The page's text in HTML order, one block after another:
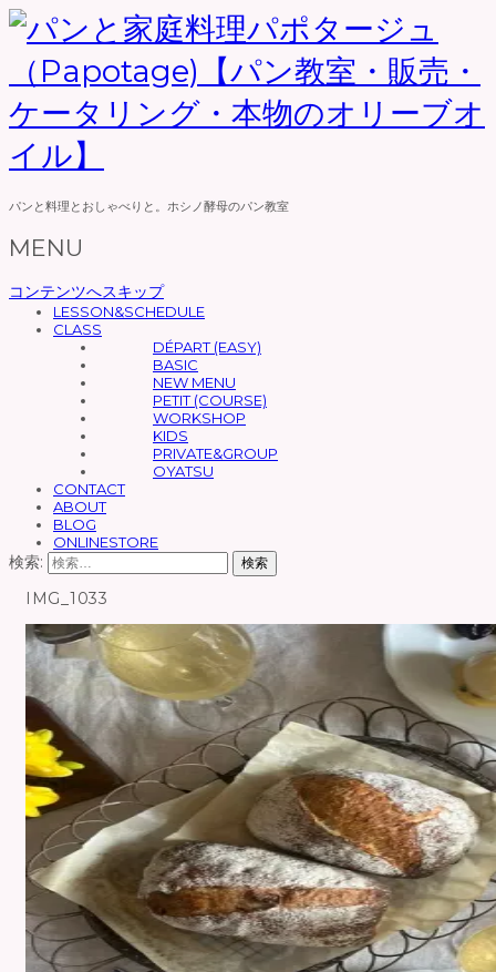
パンと料理とおしゃべりと。ホシノ酵母のパン教室
MENU
コンテンツへスキップ
LESSON&SCHEDULE
CLASS
DÉPART (EASY)
BASIC
NEW MENU
PETIT (COURSE)
WORKSHOP
KIDS
PRIVATE&GROUP
OYATSU
CONTACT
ABOUT
BLOG
ONLINESTORE
検索:
IMG_1033